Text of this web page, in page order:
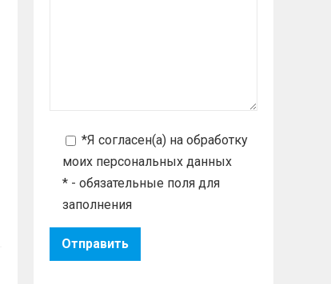
*Я согласен(а) на обработку
моих персональных данных
* - обязательные поля для
заполнения